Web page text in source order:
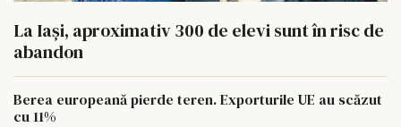
La Iași, aproximativ 300 de elevi sunt în risc de
abandon
Berea europeană pierde teren. Exporturile UE au scăzut
cu 11%